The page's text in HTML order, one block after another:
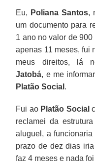
Eu, Poliana Santos,
um documento para
1 ano no valor de
apenas 11 meses, fui
meus direitos, lá
Jatobá, e me
Platão Social .
Fui ao Platão Social
reclamei da
aluguel, a
prazo de dez dias
faz 4 meses e nada